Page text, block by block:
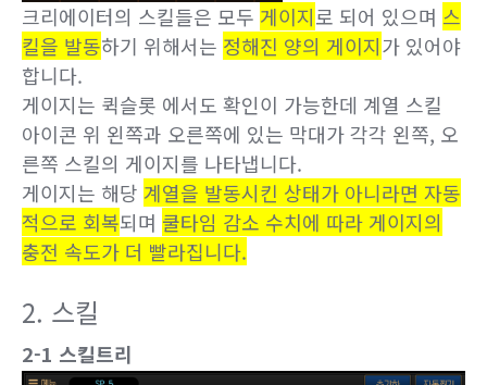
크리에이터의 스킬들은 모두 게이지로 되어 있으며 스
킬을 발동하기 위해서는 정해진 양의 게이지가 있어야
합니다.
게이지는 퀵슬롯 에서도 확인이 가능한데 계열 스킬
아이콘 위 왼쪽과 오른쪽에 있는 막대가 각각 왼쪽, 오
른쪽 스킬의 게이지를 나타냅니다.
게이지는 해당 계열을 발동시킨 상태가 아니라면 자동
적으로 회복되며 쿨타임 감소 수치에 따라 게이지의
충전 속도가 더 빨라집니다.
2. 스킬
2-1 스킬트리